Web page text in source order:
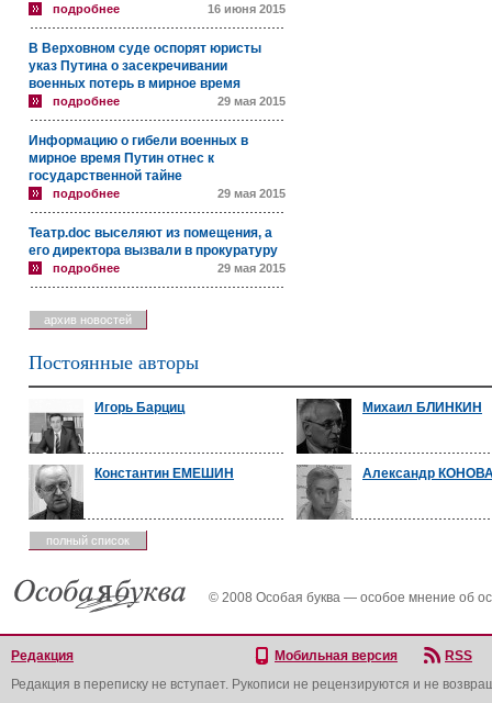
подробнее 16 июня 2015
В Верховном суде оспорят юристы
указ Путина о засекречивании
военных потерь в мирное время
подробнее 29 мая 2015
Информацию о гибели военных в
мирное время Путин отнес к
государственной тайне
подробнее 29 мая 2015
Театр.doc выселяют из помещения, а
его директора вызвали в прокуратуру
подробнее 29 мая 2015
архив новостей
Постоянные авторы
Игорь Барциц Михаил БЛИНКИН
Константин ЕМЕШИН Александр
полный список
© 2008 Особая буква — особое мнение об
Редакция Мобильная версия
RSS
Редакция в переписку не вступает. Рукописи не рецензируются и не